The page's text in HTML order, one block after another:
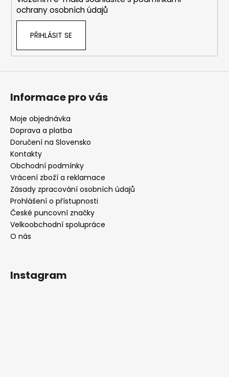
ochrany osobních údajů
PŘIHLÁSIT SE
Informace pro vás
Moje objednávka
Doprava a platba
Doručení na Slovensko
Kontakty
Obchodní podmínky
Vrácení zboží a reklamace
Zásady zpracování osobních údajů
Prohlášení o přístupnosti
České puncovní značky
Velkoobchodní spolupráce
O nás
Instagram